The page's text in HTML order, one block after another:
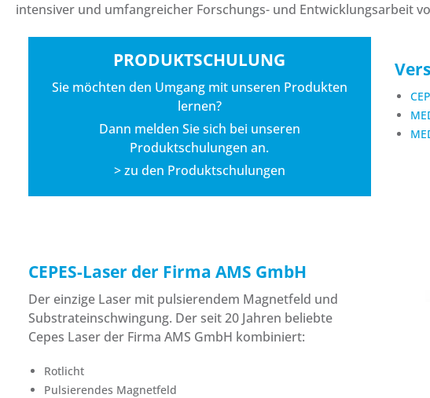
intensiver und umfangreicher Forschungs- und Entwicklungsarbeit
PRODUKTSCHULUNG
Sie möchten den Umgang mit unseren Produkten
lernen?
Dann melden Sie sich bei unseren
Produktschulungenan.
> zu den Produktschulungen
CEPES-Laser der Firma AMS GmbH
Der einzige Laser mit pulsierendem Magnetfeld und
Substrateinschwingung. Der seit 20 Jahren beliebte
Cepes Laser der Firma AMS GmbH kombiniert:
Rotlicht
Pulsierendes Magnetfeld